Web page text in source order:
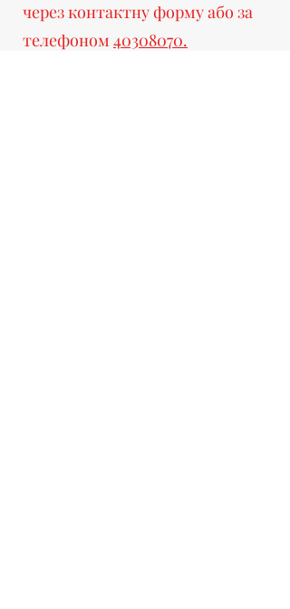
через контактну форму або за
телефоном 40308070.